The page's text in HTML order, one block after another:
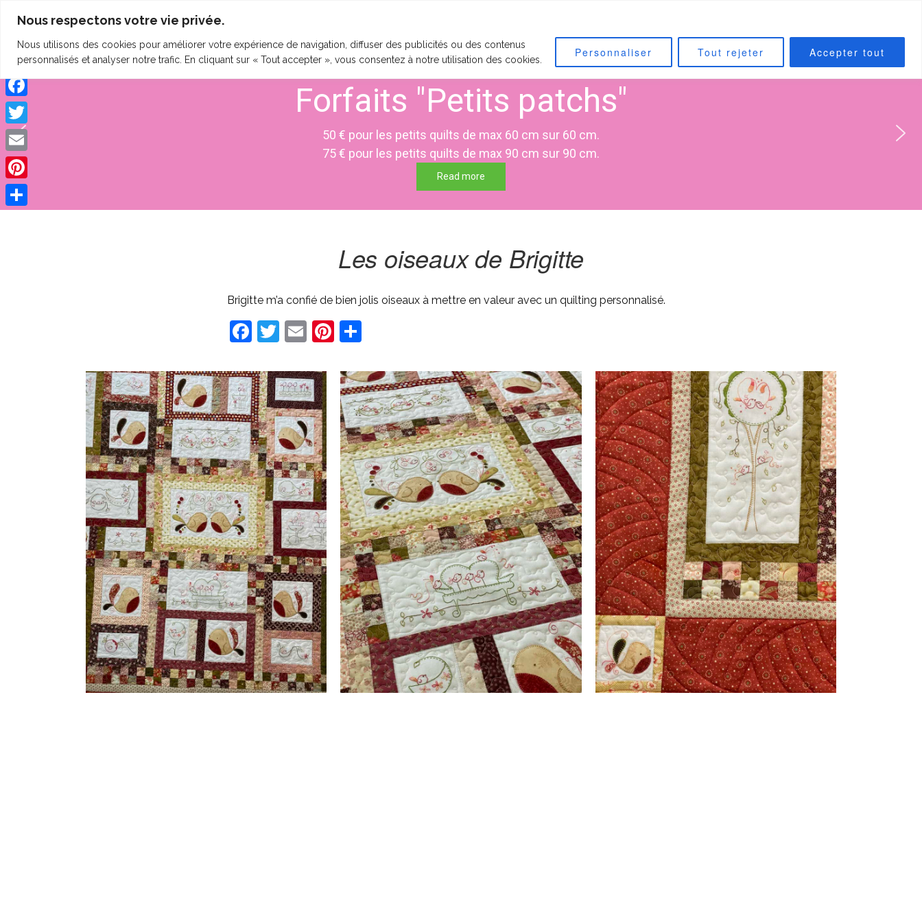
Nous respectons votre vie privée.
Nous utilisons des cookies pour améliorer votre expérience de navigation, diffuser des publicités ou des contenus
personnalisés et analyser notre trafic. En cliquant sur « Tout accepter », vous consentez à notre utilisation des cookies.
Personnaliser Tout rejeter Accepter tout
clineting.com HOME QUI SUIS-JE ?
Forfaits "Petits patchs"
50 € pour les petits quilts de max 60 cm sur 60 cm.
75 € pour les petits quilts de max 90 cm sur 90 cm.
Read more
Les oiseaux de Brigitte
Brigitte m’a confié de bien jolis oiseaux à mettre en valeur avec un quilting personnalisé.
Facebook
Twitter
EmailPinterest
Facebook
Twitter
Email
Pinterest